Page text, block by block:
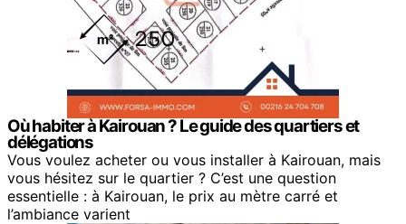
Où habiter à Kairouan ? Le guide des quartiers et
délégations
Vous voulez acheter ou vous installer à Kairouan, mais
vous hésitez sur le quartier ? C’est une question
essentielle : à Kairouan, le prix au mètre carré et
l’ambiance varient